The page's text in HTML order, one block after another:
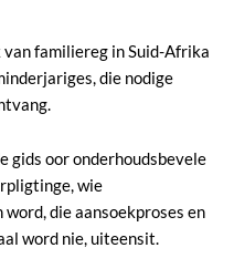
van familiereg in Suid-Afrika
die nodige
gids oor onderhoudsbevele
wie
die aansoekproses en
word nie, uiteensit.